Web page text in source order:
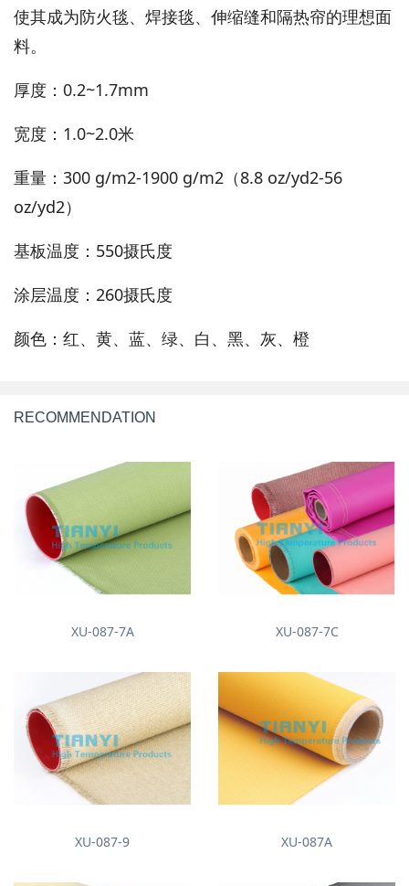
使其成为防火毯、焊接毯、伸缩缝和隔热帘的理想面
料。
厚度：0.2~1.7mm
宽度：1.0~2.0米
重量：300 g/m2-1900 g/m2（8.8 oz/yd2-56
oz/yd2）
基板温度：550摄氏度
涂层温度：260摄氏度
颜色：红、黄、蓝、绿、白、黑、灰、橙
RECOMMENDATION
XU-087-7A XU-087-7C
XU-087-9 XU-087A